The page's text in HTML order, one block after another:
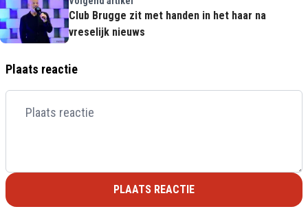
Club Brugge zit met handen in het haar na
vreselijk nieuws
Plaats reactie
PLAATS REACTIE